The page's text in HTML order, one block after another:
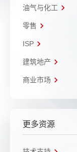
油气与化工
零售
ISP
建筑地产
商业市场
更多资源